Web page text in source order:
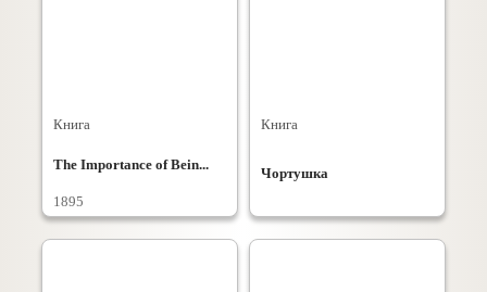
Книга
The Importance of Bein...
1895
Книга
Чортушка